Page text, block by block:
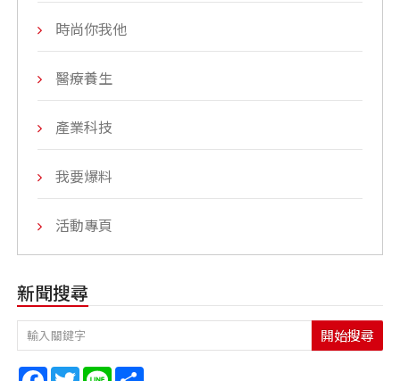
時尚你我他
醫療養生
產業科技
我要爆料
活動專頁
新聞搜尋
開始搜尋
Facebook
TwitterLine